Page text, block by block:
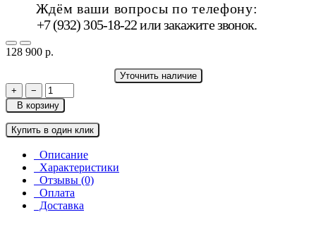
Ждём ваши вопросы по телефону:
+7 (932) 305-18-22 илизакажите звонок.
128 900 р.
Уточнить наличие
+
−
В корзину
Купить в один клик
Описание
Характеристики
Отзывы (0)
Оплата
Доставка